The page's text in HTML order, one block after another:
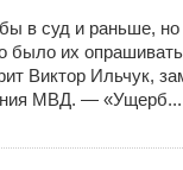
в суд и раньше,
было их
Виктор Ильчук,
МВД. —